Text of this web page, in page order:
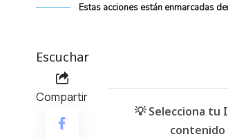
Estas acciones están enmarcadas
Escuchar
Compartir
💡 Selecciona tu
contenido